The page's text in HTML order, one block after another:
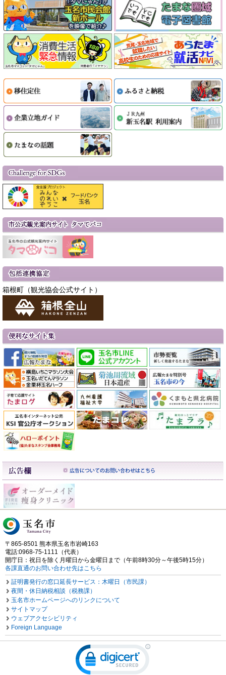
箱根町（観光協会公式サイト）
〒865-8501 熊本県玉名市岩崎163
電話:0968-75-1111（代表）
開庁日：祝日を除く月曜日から金曜日まで（午前8時30分～午後5時15分）
各課直通のお問い合わせ先はこちら
証明書発行の窓口延長サービス：木曜日（市民課）
夜間・休日納税相談（税務課）
玉名市ホームページへのリンクについて
サイトマップ
ウェブアクセシビリティ
Foreign Language